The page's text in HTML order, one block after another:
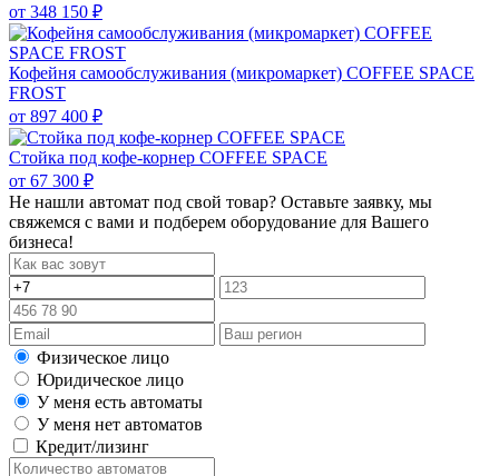
от 348 150 ₽
Кофейня самообслуживания (микромаркет) COFFEE SPACE
FROST
от 897 400 ₽
Стойка под кофе-корнер COFFEE SPACE
от 67 300 ₽
Не нашли автомат под свой товар? Оставьте заявку, мы
свяжемся с вами и подберем оборудование для Вашего
бизнеса!
Физическое лицо
Юридическое лицо
У меня есть автоматы
У меня нет автоматов
Кредит/лизинг